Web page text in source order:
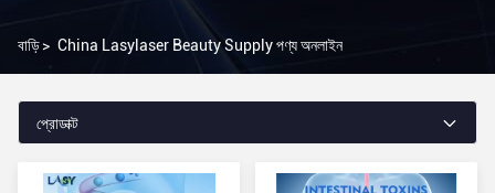
বাড়ি> China Lasylaser Beauty Supply পণ্য অনলাইন
প্রোডাক্ট